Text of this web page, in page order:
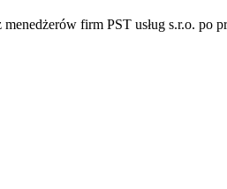
firm PST usług s.r.o. po